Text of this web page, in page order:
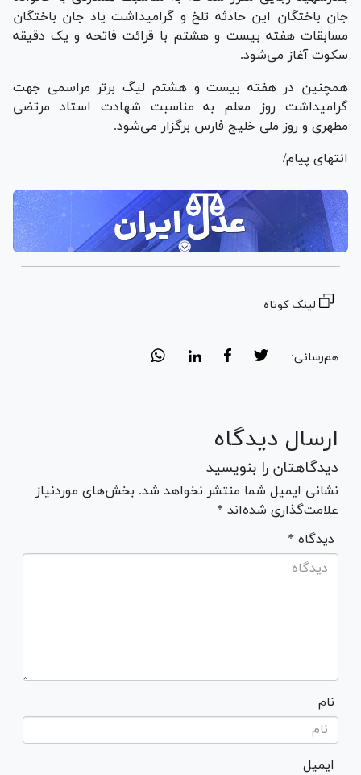
جان باختگان این حادثه تلخ و گرامیداشت یاد جان باختگان
مسابقات هفته بیست و هشتم با قرائت فاتحه و یک دقیقه
سکوت آغاز می‌شود.
همچنین در هفته بیست و هشتم لیگ برتر مراسمی جهت
گرامیداشت روز معلم به مناسبت شهادت استاد مرتضی
مطهری و روز ملی خلیج فارس برگزار می‌شود.
انتهای پیام/
لینک کوتاه
هم‌رسانی:
ارسال دیدگاه
دیدگاهتان را بنویسید
نشانی ایمیل شما منتشر نخواهد شد. بخش‌های موردنیاز
علامت‌گذاری شده‌اند *
* دیدگاه
نام
ایمیل